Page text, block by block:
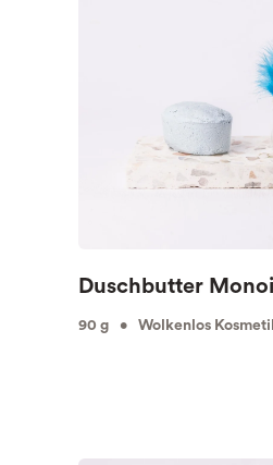
Duschbutter
90 g • Wolkenlos